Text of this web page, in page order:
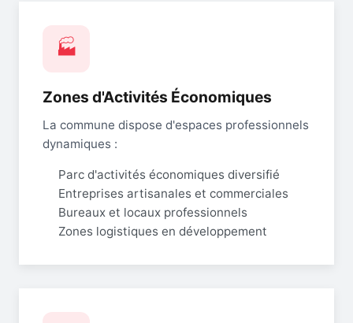
🏭
Zones d'Activités Économiques
La commune dispose d'espaces professionnels
dynamiques :
Parc d'activités économiques diversifié
Entreprises artisanales et commerciales
Bureaux et locaux professionnels
Zones logistiques en développement